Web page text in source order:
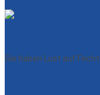
Sie haben Lust auf